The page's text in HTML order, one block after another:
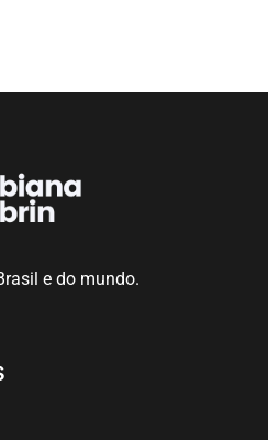
e do mundo.